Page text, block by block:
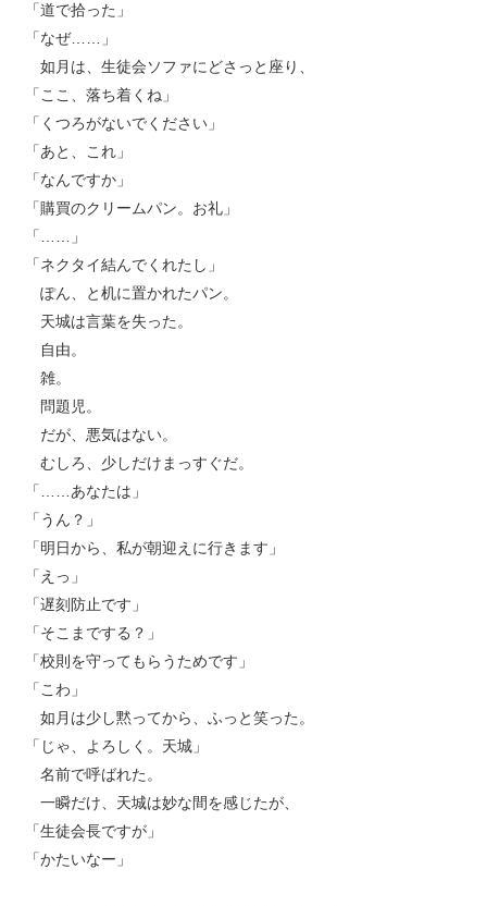
「道で拾った」
「なぜ……」
如月は、生徒会ソファにどさっと座り、
「ここ、落ち着くね」
「くつろがないでください」
「あと、これ」
「なんですか」
「購買のクリームパン。お礼」
「……」
「ネクタイ結んでくれたし」
ぽん、と机に置かれたパン。
天城は言葉を失った。
自由。
雑。
問題児。
だが、悪気はない。
むしろ、少しだけまっすぐだ。
「……あなたは」
「うん？」
「明日から、私が朝迎えに行きます」
「えっ」
「遅刻防止です」
「そこまでする？」
「校則を守ってもらうためです」
「こわ」
如月は少し黙ってから、ふっと笑った。
「じゃ、よろしく。天城」
名前で呼ばれた。
一瞬だけ、天城は妙な間を感じたが、
「生徒会長ですが」
「かたいなー」